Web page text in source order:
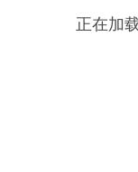
正在加